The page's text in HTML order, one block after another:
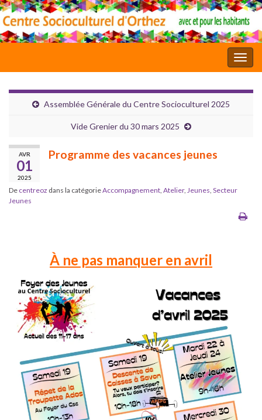
Assemblée Générale du Centre Socioculturel 2025
Vide Grenier du 30 mars 2025
AVR
01
2025
Programme des vacances jeunes
De centreoz dans la catégorieAccompagnement, Atelier, Jeunes, Secteur
Jeunes
À ne pas manquer en avril